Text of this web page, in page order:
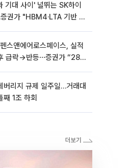
기대 사이' 널뛰는 SK하이
권가 "HBM4·LTA 기반 펀
스앤에어로스페이스, 실적
급락→반등⋯증권가 “28년
버리지 규제 일주일…거래대
째 1조 하회